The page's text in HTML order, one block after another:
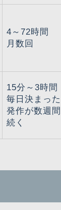
4～72時間
月数回
15分～3時間
毎日決まった
発作が数週間
続く